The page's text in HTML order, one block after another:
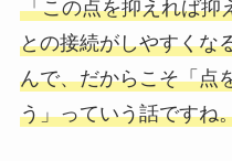
「この点を抑えれば抑
との接続がしやすくな
んで、だからこそ「点
う」っていう話ですね